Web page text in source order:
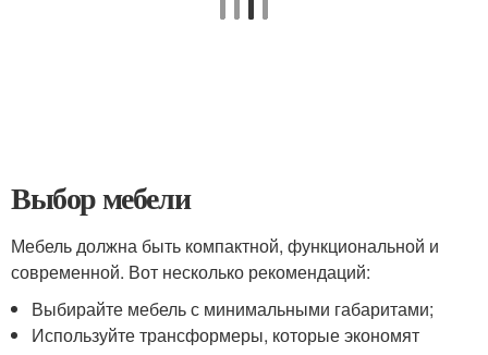
Выбор мебели
Мебель должна быть компактной, функциональной и
современной. Вот несколько рекомендаций:
Выбирайте мебель с минимальными габаритами;
Используйте трансформеры, которые экономят